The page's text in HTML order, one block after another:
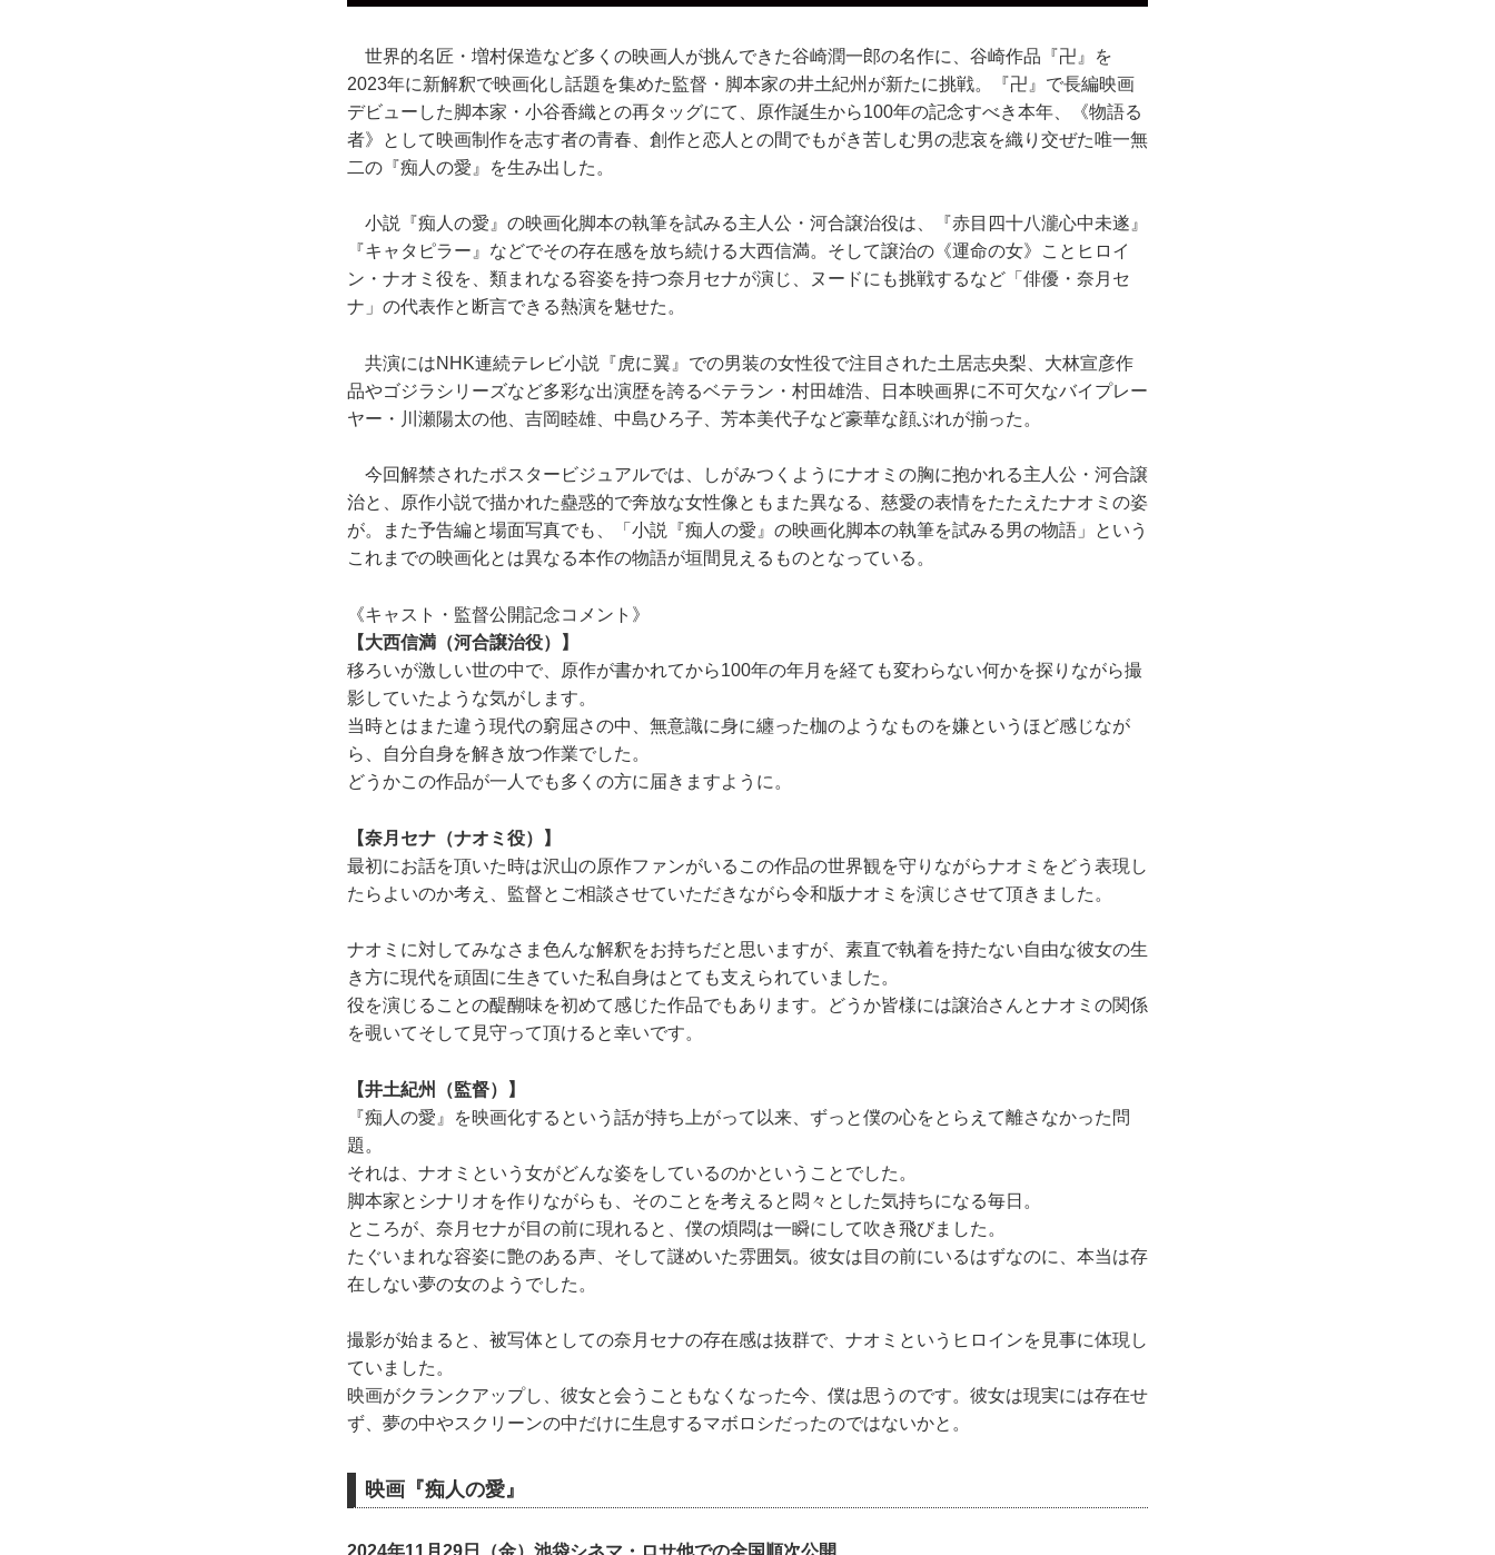
世界的名匠・増村保造など多くの映画人が挑んできた谷崎潤一郎の名作に、谷崎作品『卍』を
2023年に新解釈で映画化し話題を集めた監督・脚本家の井土紀州が新たに挑戦。『卍』で長編映画
デビューした脚本家・小谷香織との再タッグにて、原作誕生から100年の記念すべき本年、《物語る
者》として映画制作を志す者の青春、創作と恋人との間でもがき苦しむ男の悲哀を織り交ぜた唯一無
二の『痴人の愛』を生み出した。
小説『痴人の愛』の映画化脚本の執筆を試みる主人公・河合譲治役は、『赤目四十八瀧心中未遂』
『キャタピラー』などでその存在感を放ち続ける大西信満。そして譲治の《運命の女》ことヒロイ
ン・ナオミ役を、類まれなる容姿を持つ奈月セナが演じ、ヌードにも挑戦するなど「俳優・奈月セ
ナ」の代表作と断言できる熱演を魅せた。
共演にはNHK連続テレビ小説『虎に翼』での男装の女性役で注目された土居志央梨、大林宣彦作
品やゴジラシリーズなど多彩な出演歴を誇るベテラン・村田雄浩、日本映画界に不可欠なバイプレー
ヤー・川瀬陽太の他、吉岡睦雄、中島ひろ子、芳本美代子など豪華な顔ぶれが揃った。
今回解禁されたポスタービジュアルでは、しがみつくようにナオミの胸に抱かれる主人公・河合譲
治と、原作小説で描かれた蠱惑的で奔放な女性像ともまた異なる、慈愛の表情をたたえたナオミの姿
が。また予告編と場面写真でも、「小説『痴人の愛』の映画化脚本の執筆を試みる男の物語」という
これまでの映画化とは異なる本作の物語が垣間見えるものとなっている。
《キャスト・監督公開記念コメント》
【大西信満（河合譲治役）】
移ろいが激しい世の中で、原作が書かれてから100年の年月を経ても変わらない何かを探りながら撮
影していたような気がします。
当時とはまた違う現代の窮屈さの中、無意識に身に纏った枷のようなものを嫌というほど感じなが
ら、自分自身を解き放つ作業でした。
どうかこの作品が一人でも多くの方に届きますように。
【奈月セナ（ナオミ役）】
最初にお話を頂いた時は沢山の原作ファンがいるこの作品の世界観を守りながらナオミをどう表現し
たらよいのか考え、監督とご相談させていただきながら令和版ナオミを演じさせて頂きました。
ナオミに対してみなさま色んな解釈をお持ちだと思いますが、素直で執着を持たない自由な彼女の生
き方に現代を頑固に生きていた私自身はとても支えられていました。
役を演じることの醍醐味を初めて感じた作品でもあります。どうか皆様には譲治さんとナオミの関係
を覗いてそして見守って頂けると幸いです。
【井土紀州（監督）】
『痴人の愛』を映画化するという話が持ち上がって以来、ずっと僕の心をとらえて離さなかった問
題。
それは、ナオミという女がどんな姿をしているのかということでした。
脚本家とシナリオを作りながらも、そのことを考えると悶々とした気持ちになる毎日。
ところが、奈月セナが目の前に現れると、僕の煩悶は一瞬にして吹き飛びました。
たぐいまれな容姿に艶のある声、そして謎めいた雰囲気。彼女は目の前にいるはずなのに、本当は存
在しない夢の女のようでした。
撮影が始まると、被写体としての奈月セナの存在感は抜群で、ナオミというヒロインを見事に体現し
ていました。
映画がクランクアップし、彼女と会うこともなくなった今、僕は思うのです。彼女は現実には存在せ
ず、夢の中やスクリーンの中だけに生息するマボロシだったのではないかと。
映画『痴人の愛』
2024年11月29日（金）池袋シネマ・ロサ他での全国順次公開